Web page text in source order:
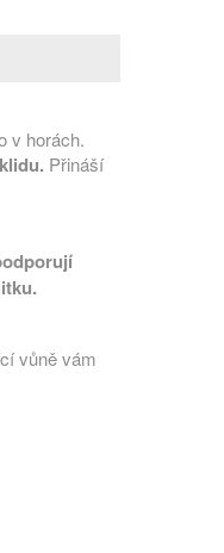
v horách.
Přináší
vůně vám